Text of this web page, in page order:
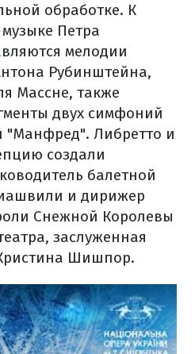
обработке. К
Петра
мелодии
Рубинштейна,
Массне, также
двух симфоний
"Манфред". Либретто и
создали
балетной
и дирижер
Снежной Королевы
заслуженная
Шишпор.